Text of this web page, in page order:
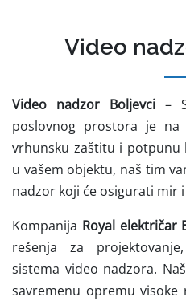
Video
Video nadzor Boljevci –
poslovnog prostora je
vrhunsku zaštitu i potpunu
u vašem objektu, naš tim
nadzor koji će osigurati mir
Kompanija Royal električar
rešenja za
sistema video nadzora.
savremenu opremu visoke